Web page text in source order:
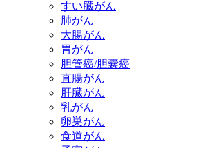
すい臓がん
肺がん
大腸がん
胃がん
胆管癌/胆嚢癌
直腸がん
肝臓がん
乳がん
卵巣がん
食道がん